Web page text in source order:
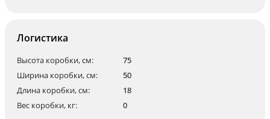
Логистика
Высота коробки, см:
75
Ширина коробки, см:
50
Длина коробки, см:
18
Вес коробки, кг:
0